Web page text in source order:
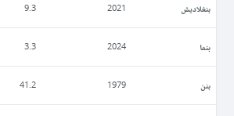
بنغلاديش 2021
9.3
بنما 2024
3.3
بنن 1979
41.2